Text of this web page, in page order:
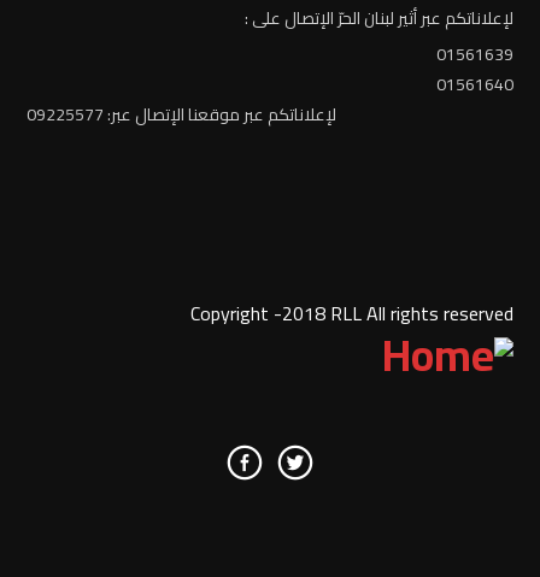
لإعلاناتكم عبر أثير لبنان الحرّ الإتصال على :
01561639
01561640
لإعلاناتكم عبر موقعنا الإتصال عبر: 09225577
Copyright -2018 RLL All rights reserved